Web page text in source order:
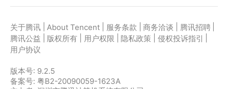
关于腾讯 About Tencent 服务条款 商务洽谈 腾讯招聘
腾讯公益
版权所有 用户权限 隐私政策 侵权投诉指引
用户协议
版本号: 9.2.5
备案号: 粤B2-20090059-1623A